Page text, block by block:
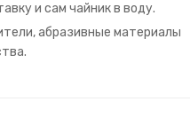
и сам чайник в воду.
абразивные материалы